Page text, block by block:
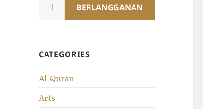
your
email…
BERLANGGANAN
CATEGORIES
Al-Quran
Arts